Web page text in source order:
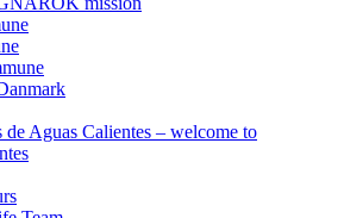
de Aguas Calientes – welcome to